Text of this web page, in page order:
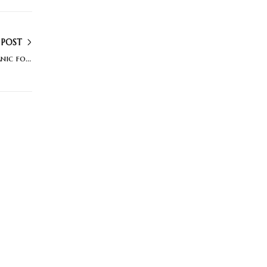
Change your eating habits with this organic food diet plan